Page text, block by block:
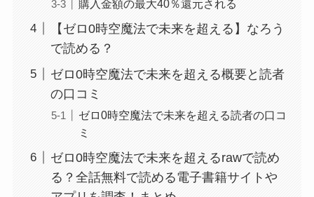
購入金額の最大40％還元される
【ゼロ0時空魔法で未来を超える】なろう
で読める？
ゼロ0時空魔法で未来を超える概要と読者
の口コミ
ゼロ0時空魔法で未来を超える読者の口コ
ミ
ゼロ0時空魔法で未来を超えるrawで読め
る？全話無料で読める電子書籍サイトや